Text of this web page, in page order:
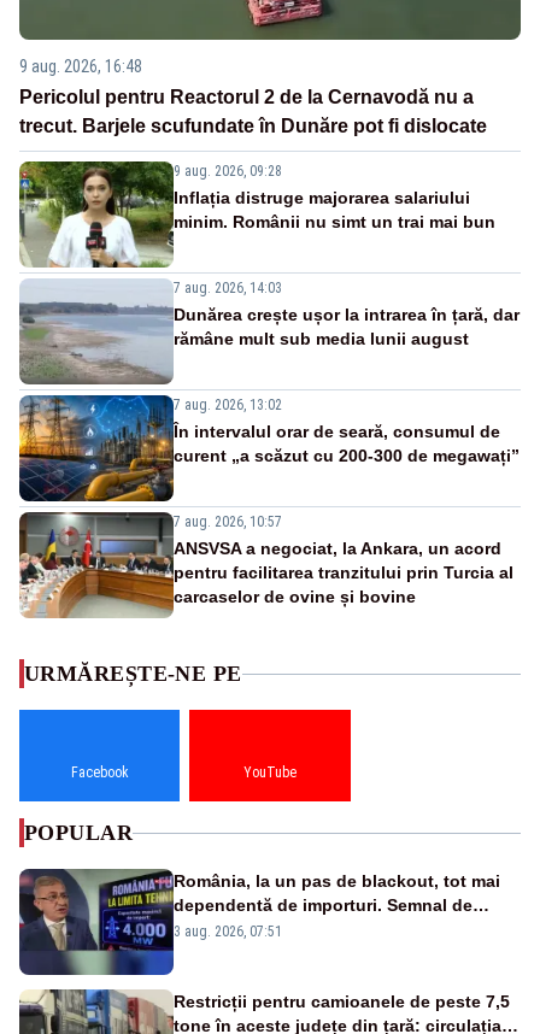
9 aug. 2026, 16:48
Pericolul pentru Reactorul 2 de la Cernavodă nu a
trecut. Barjele scufundate în Dunăre pot fi dislocate
9 aug. 2026, 09:28
Inflația distruge majorarea salariului
minim. Românii nu simt un trai mai bun
7 aug. 2026, 14:03
Dunărea crește ușor la intrarea în țară, dar
rămâne mult sub media lunii august
7 aug. 2026, 13:02
În intervalul orar de seară, consumul de
curent „a scăzut cu 200-300 de megawați”
7 aug. 2026, 10:57
ANSVSA a negociat, la Ankara, un acord
pentru facilitarea tranzitului prin Turcia al
carcaselor de ovine și bovine
URMĂREȘTE-NE PE
Facebook YouTube
POPULAR
România, la un pas de blackout, tot mai
dependentă de importuri. Semnal de
alarmă tras de un expert în energie
3 aug. 2026, 07:51
Restricții pentru camioanele de peste 7,5
tone în aceste județe din țară: circulația